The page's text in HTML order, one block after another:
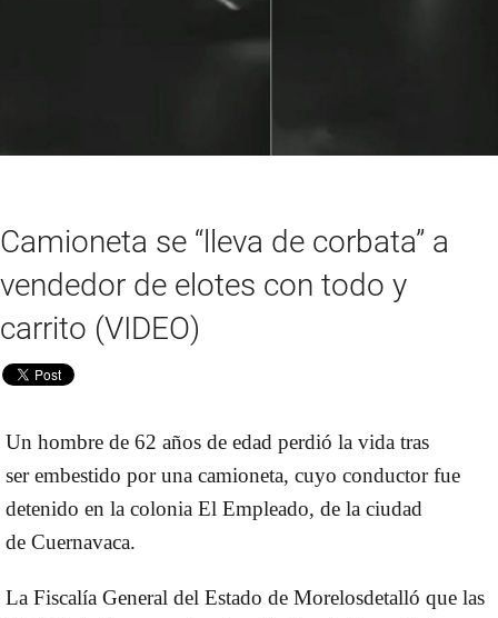
Camioneta se “lleva de corbata” a
vendedor de elotes con todo y
carrito (VIDEO)
Un hombre de 62 años de edad perdió la vida tras
serembestido por una camioneta, cuyo conductor fue
detenido en la colonia El Empleado, de la ciudad
de Cuernavaca.
La Fiscalía General del Estado de Morelosdetalló que las